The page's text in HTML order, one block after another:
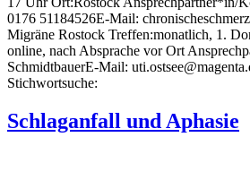
0176 51184526E-Mail:
Migräne Rostock Treffen:monatlich, 1.
online, nach Absprache vor Ort
SchmidtbauerE-Mail:
Stichwortsuche:
Schlaganfall und Aphasie